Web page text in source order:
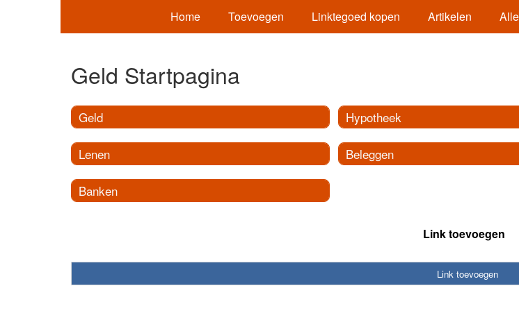
Home Toevoegen Linktegoed kopen Artikelen
Geld Startpagina
Geld
Lenen
Banken
Hypotheek
Beleggen
Link toevoegen
Link toevoegen